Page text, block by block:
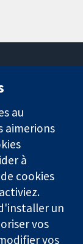
nous
Actualités
Service de
presse
Qui sommes-
nous
Offres
d'emploi
Library
au
aimerions
à
cookies
un
vos
vos